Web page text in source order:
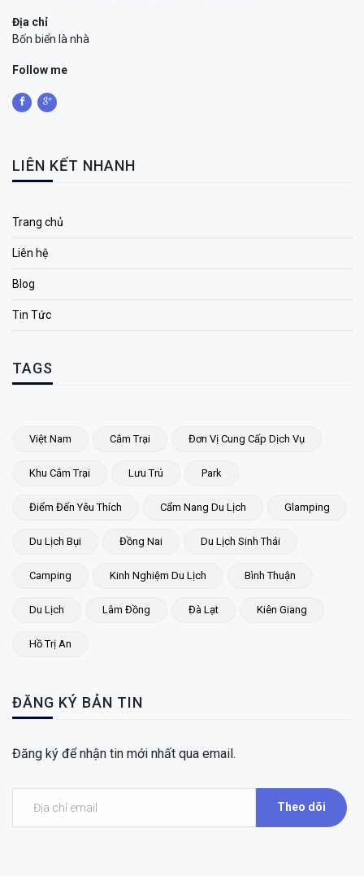
Địa chỉ
Bốn biển là nhà
Follow me
LIÊN KẾT NHANH
Trang chủ
Liên hệ
Blog
Tin Tức
TAGS
Việt Nam Cắm Trại Đơn Vị Cung Cấp Dịch Vụ
Khu Cắm Trại Lưu Trú Park
Điểm Đến Yêu Thích Cẩm Nang Du Lịch Glamping
Du Lịch Bụi Đồng Nai Du Lịch Sinh Thái
Camping Kinh Nghiệm Du Lịch Bình Thuận
Du Lịch Lâm Đồng Đà Lạt Kiên Giang
Hồ Trị An
ĐĂNG KÝ BẢN TIN
Đăng ký để nhận tin mới nhất qua email.
Theo dõi